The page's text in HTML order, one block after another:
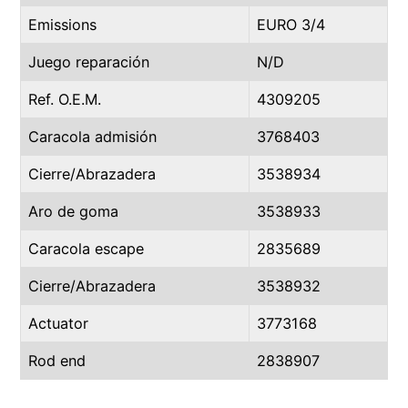
Emissions EURO 3/4
Juego reparación N/D
Ref. O.E.M. 4309205
Caracola admisión 3768403
Cierre/Abrazadera 3538934
Aro de goma 3538933
Caracola escape 2835689
Cierre/Abrazadera 3538932
Actuator 3773168
Rod end 2838907